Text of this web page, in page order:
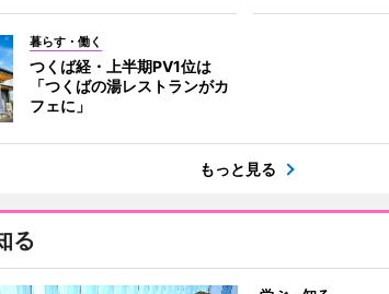
暮らす・働く
つくば経・上半期PV1位は
「つくばの湯レストランがカ
フェに」
もっと見る
る